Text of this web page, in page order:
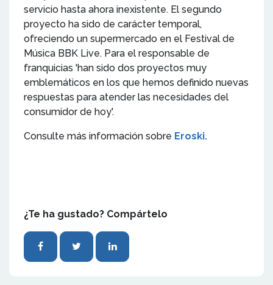
servicio hasta ahora inexistente. El segundo
proyecto ha sido de carácter temporal,
ofreciendo un supermercado en el Festival de
Música BBK Live. Para el responsable de
franquicias 'han sido dos proyectos muy
emblemáticos en los que hemos definido nuevas
respuestas para atender las necesidades del
consumidor de hoy'.
Consulte más información sobre Eroski.
¿Te ha gustado? Compártelo